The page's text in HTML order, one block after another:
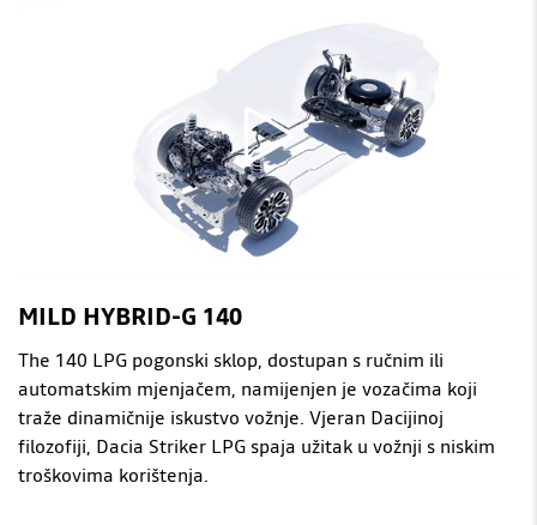
MILD HYBRID-G 140
The 140 LPG pogonski sklop, dostupan s ručnim ili
automatskim mjenjačem, namijenjen je vozačima koji
traže dinamičnije iskustvo vožnje. Vjeran Dacijinoj
filozofiji, Dacia Striker LPG spaja užitak u vožnji s niskim
troškovima korištenja.